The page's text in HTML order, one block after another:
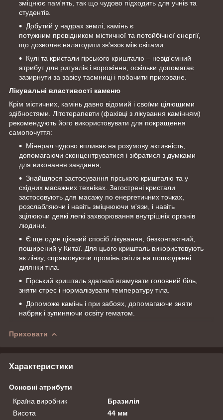
зміцнює пам'ять, так що чудово підходить для учнів та
студентів.
Добутий у надрах землі, камінь є
потужним провідником містичної та потойбічної енергії,
що дозволяє налагодити зв'язок між світами.
Кулі та кристали гірського кришталю – невід'ємний
атрибут для ритуалів і ворожіння, оскільки допомагає
зазирнути за завісу таємниці і побачити приховане.
Лікувальні властивості каменю
Крім містичних, камінь давно відомий і своїми цілющими
здібностями. Літотерапевти (фахівці з лікування камінням)
рекомендують його використовувати для покращення
самопочуття:
Мінерал чудово впливає на розумову активність,
допомагаючи сконцентруватися і зібратися з думками
для виконання завдання,
Знайшлося застосування гірського кришталю та у
східних масажних техніках. Загострені кристали
застосовують для масажу по енергетичних точках,
розслабляючи і навіть зміцнюючи м'язи, і навіть
зцілюючи деякі легкі захворювання внутрішніх органів
людини.
Є ще один цікавий спосіб лікування, безконтактний,
поширений у Китаї. Для цього кришталь використовують
як лінзу, спрямовуючи промінь світла на пошкоджені
ділянки тіла.
Гірський кришталь здатний вгамувати головний біль,
зняти стрес і нормалізувати температуру тіла.
Допоможе камінь і при забоях, допомагаючи зняти
набряк і зупиняючи освіту гематом.
Приховати
Характеристики
Основні атрибути
Країна виробник
Бразилія
Висота
44 мм